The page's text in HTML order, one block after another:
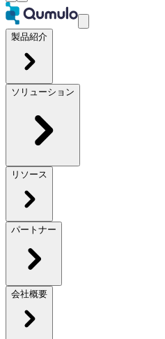
製品紹介
ソリューション
リソース
パートナー
会社概要